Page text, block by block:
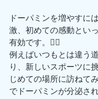
ドーパミンを増やすに
激、初めての感動とい
有効です。💆‍♂️
例えばいつもとは違う
り、新しいスポーツに
じめての場所に訪ねて
でドーパミンが分泌さ